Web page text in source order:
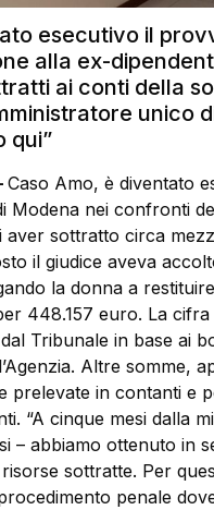
esecutivo il
alla ex-
ai conti della
unico
qui”
Caso Amo, è diventato
Modena nei confronti
aver sottratto circa
il giudice aveva
la donna a
448.157 euro. La
Tribunale in base ai
Altre somme,
prelevate in contanti e
“A cinque mesi dalla
– abbiamo ottenuto in
sottratte. Per
penale